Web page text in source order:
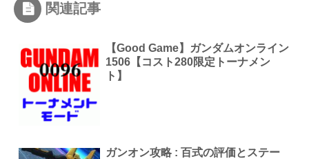
関連記事
【Good Game】ガンダムオンライン
1506【コスト280限定トーナメン
ト】
ガンオン攻略 : 百式の評価とステー